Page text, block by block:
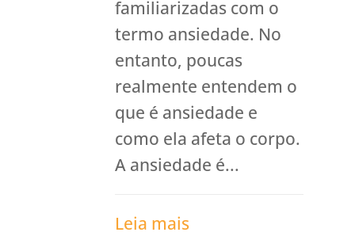
familiarizadas com o
termo ansiedade. No
entanto, poucas
realmente entendem o
que é ansiedade e
como ela afeta o corpo.
A ansiedade é...
Leia mais